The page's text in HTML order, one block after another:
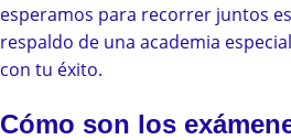
esperamos para recorrer juntos
respaldo de una academia
con tu éxito.
Cómo son los